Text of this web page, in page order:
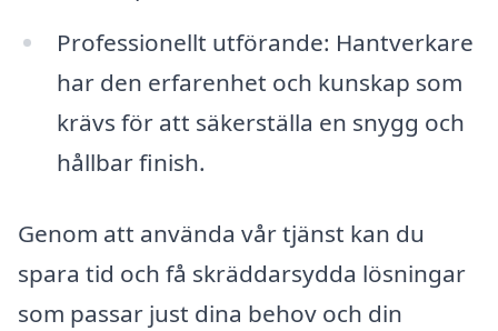
Professionellt utförande: Hantverkare
har den erfarenhet och kunskap som
krävs för att säkerställa en snygg och
hållbar finish.
Genom att använda vår tjänst kan du
spara tid och få skräddarsydda lösningar
som passar just dina behov och din